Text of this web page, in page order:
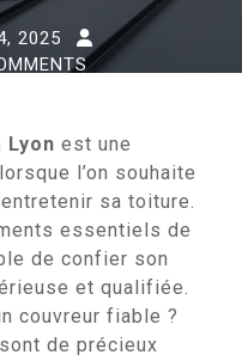
2025
Lyon est une
l’on souhaite
sa toiture.
essentiels de
de confier son
et qualifiée.
couvreur fiable ?
de précieux